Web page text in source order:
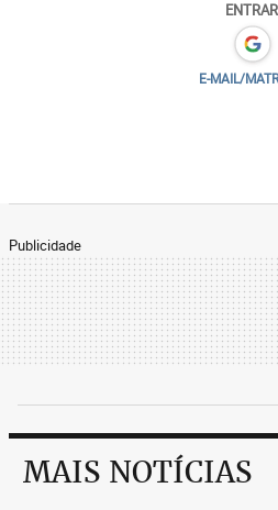
ENTRAR
E-MAIL/
Publicidade
MAIS NOTÍCIAS